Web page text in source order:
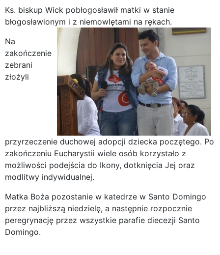
Ks. biskup Wick pobłogosławił matki w stanie
błogosławionym i z niemowlętami na rękach.
Na
zakończenie
zebrani
złożyli
przyrzeczenie duchowej adopcji dziecka poczętego. Po
zakończeniu Eucharystii wiele osób korzystało z
możliwości podejścia do Ikony, dotknięcia Jej oraz
modlitwy indywidualnej.
Matka Boża pozostanie w katedrze w Santo Domingo
przez najbliższą niedzielę, a następnie rozpocznie
peregrynację przez wszystkie parafie diecezji Santo
Domingo.